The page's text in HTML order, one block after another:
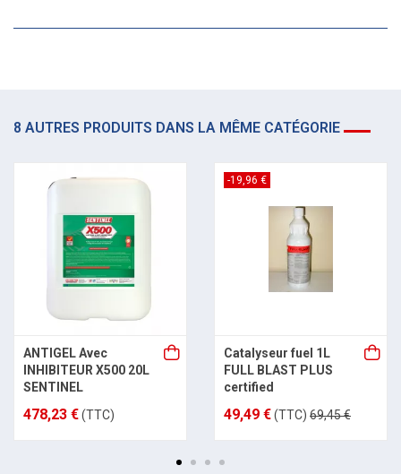
8 AUTRES PRODUITS DANS LA MÊME CATÉGORIE
ANTIGEL Avec
INHIBITEUR X500 20L
SENTINEL
478,23 €(TTC)
-19,96 €
Catalyseur fuel 1L
FULL BLAST PLUS
certified
49,49 €(TTC) 69,45 €